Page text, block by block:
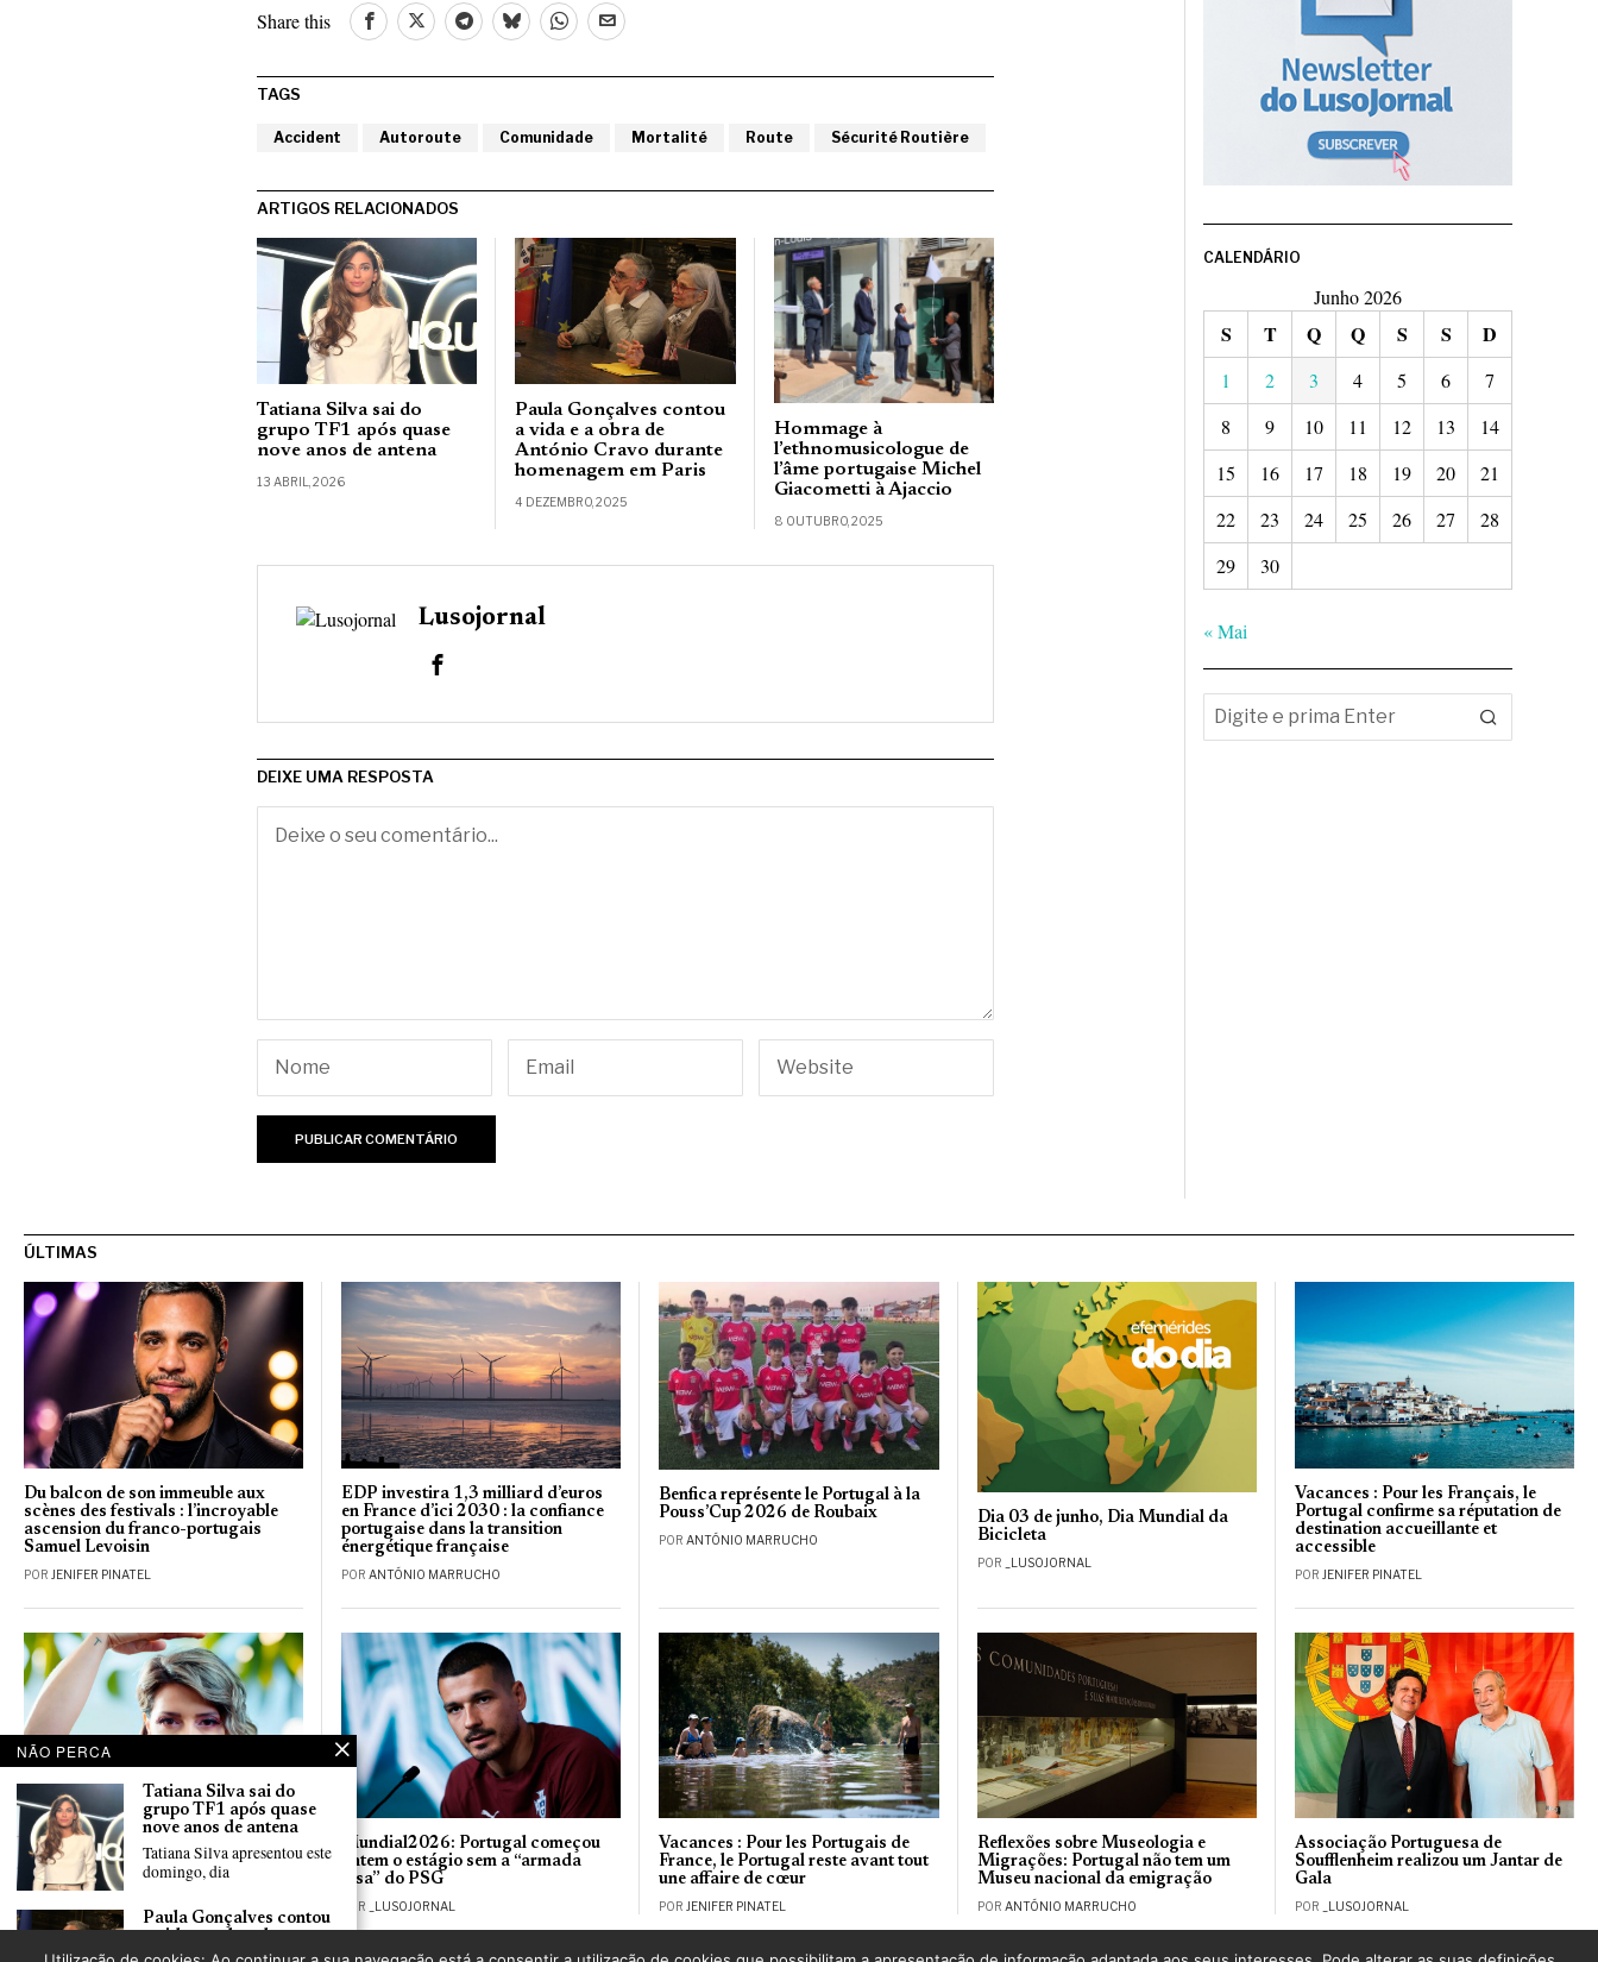
Share this
TAGS
Accident Autoroute Comunidade Mortalité Route Sécurité Routière
ARTIGOS RELACIONADOS
Tatiana Silva sai do
grupo TF1 após quase
nove anos de antena
13 ABRIL, 2026
Paula Gonçalves contou
a vida e a obra de
António Cravo durante
homenagem em Paris
4 DEZEMBRO, 2025
Hommage à
l’ethnomusicologue de
l’âme portugaise Michel
Giacometti à Ajaccio
8 OUTUBRO, 2025
Lusojornal
DEIXE UMA RESPOSTA
CALENDÁRIO
Junho 2026
S T Q Q S S D
1 2 3 4 5 6
7
8
9 10 11 12 13
14
15
16 17 18 19 20
21
22
23 24 25 26 27
28
29
30
« Mai
ÚLTIMAS
Du balcon de son immeuble aux
scènes des festivals : l’incroyable
ascension du franco-portugais
Samuel Levoisin
POR JENIFER PINATEL
EDP investira 1,3 milliard d’euros
en France d’ici 2030 : la confiance
portugaise dans la transition
énergétique française
PORANTÓNIO MARRUCHO
Benfica représente le Portugal à la
Pouss’Cup 2026 de Roubaix
PORANTÓNIO MARRUCHO
Dia 03 de junho, Dia Mundial da
Bicicleta
POR _LUSOJORNAL
Vacances : Pour les Français, le
Portugal confirme sa réputation de
destination accueillante et
accessible
POR JENIFER PINATEL
Festa dos Santos Populares anima
Feyzin no próximo dia 6 de junho
POR_LUSOJORNAL
Mundial2026: Portugal começou
ontem o estágio sem a “armada
lusa” do PSG
POR _LUSOJORNAL
Vacances : Pour les Portugais de
France, le Portugal reste avant tout
une affaire de cœur
POR JENIFER PINATEL
Reflexões sobre Museologia e
Migrações: Portugal não tem um
Museu nacional da emigração
POR ANTÓNIO MARRUCHO
Associação Portuguesa de
Soufflenheim realizou um Jantar de
Gala
POR _LUSOJORNAL
NÃO PERCA
Tatiana Silva sai do
grupo TF1 após quase
nove anos de antena
Tatiana Silva apresentou este
domingo, dia
Paula Gonçalves contou
António Cravo durante